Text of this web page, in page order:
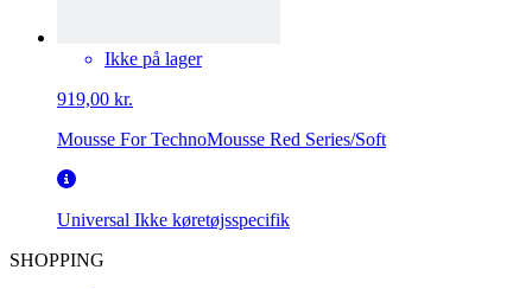
Ikke på lager
919,00 kr.
Mousse For TechnoMousse Red Series/Soft
Universal Ikke køretøjsspecifik
SHOPPING